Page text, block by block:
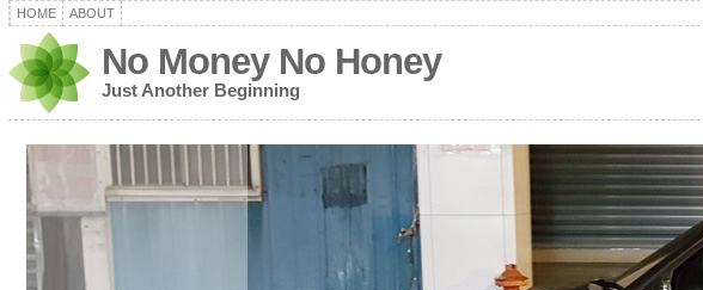
HOME ABOUT
No Money No Honey
Just Another Beginning